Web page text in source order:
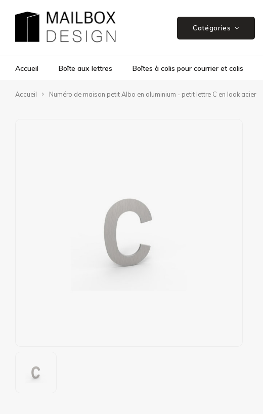
Catégories
Accueil Boîte aux lettres Boîtes à colis pour courrier et colis
Accueil Numéro de maison petit Albo en aluminium - petit lettre C en look acier